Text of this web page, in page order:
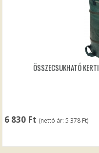
ÖSSZECSUKHATÓ
6 830 Ft (nettó ár:5 378 Ft)